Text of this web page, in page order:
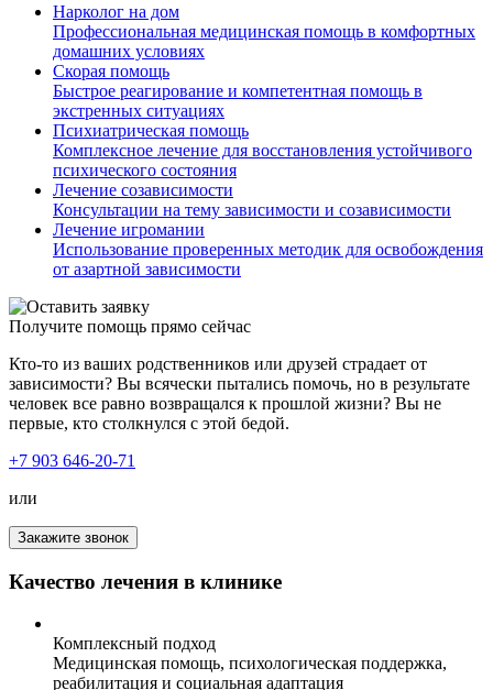
Нарколог на дом
Профессиональная медицинская помощь в комфортных
домашних условиях
Скорая помощь
Быстрое реагирование и компетентная помощь в
экстренных ситуациях
Психиатрическая помощь
Комплексное лечение для восстановления устойчивого
психического состояния
Лечение созависимости
Консультации на тему зависимости и созависимости
Лечение игромании
Использование проверенных методик для освобождения
от азартной зависимости
Получите помощь прямо сейчас
Кто-то из ваших родственников или друзей страдает от
зависимости? Вы всячески пытались помочь, но в результате
человек все равно возвращался к прошлой жизни? Вы не
первые, кто столкнулся с этой бедой.
+7 903 646-20-71
или
Закажите звонок
Качество лечения в клинике
Комплексный подход
Медицинская помощь, психологическая поддержка,
реабилитация и социальная адаптация